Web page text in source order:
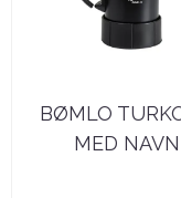
BØMLO
MED NAVN